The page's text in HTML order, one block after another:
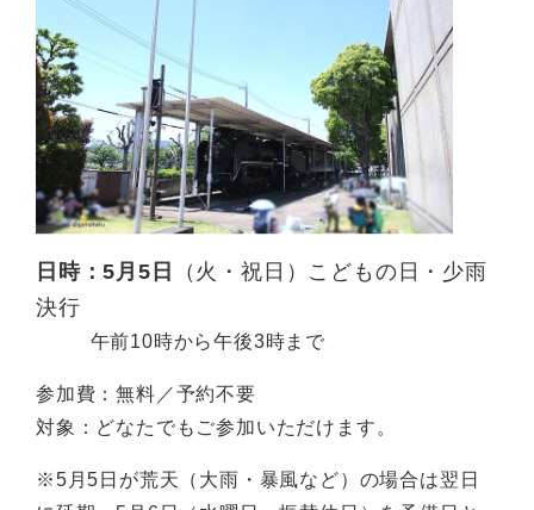
日時：5月5日
（火・祝日）こどもの日・少雨
決行
午前10時から午後3時まで
参加費：無料／予約不要
対象：どなたでもご参加いただけます。
※5月5日が荒天（大雨・暴風など）の場合は翌日